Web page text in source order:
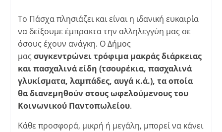
Το Πάσχα πλησιάζει και είναι η ιδανική ευκαιρία
να δείξουμε έμπρακτα την αλληλεγγύη μας σε
όσους έχουν ανάγκη. Ο Δήμος
μας συγκεντρώνει τρόφιμα μακράς διάρκειας
και πασχαλινά είδη (τσουρέκια, πασχαλινά
γλυκίσματα, λαμπάδες, αυγά κ.ά.), τα οποία
θα διανεμηθούν στους ωφελούμενους του
Κοινωνικού Παντοπωλείου.
Κάθε προσφορά, μικρή ή μεγάλη, μπορεί να κάνει